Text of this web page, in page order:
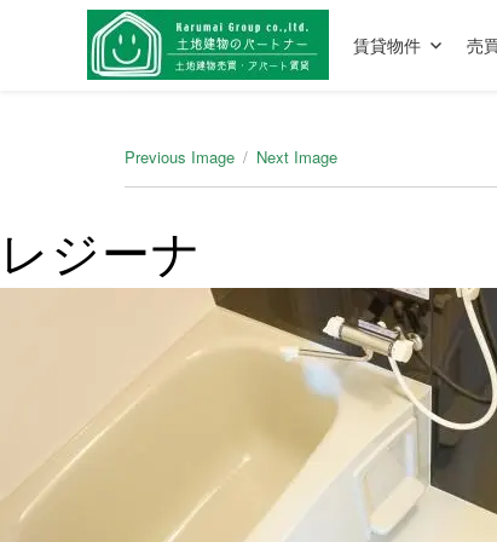
賃貸物件 売
Previous Image Next Image
レジーナ